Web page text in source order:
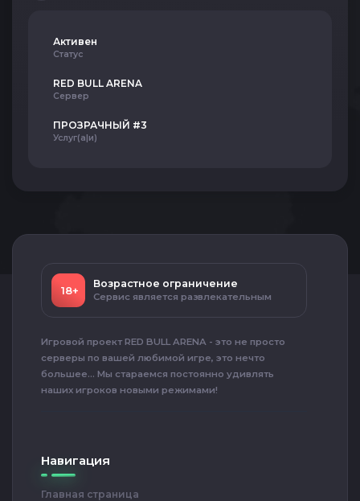
Активен
Статус
RED BULL ARENA
Сервер
ПРОЗРАЧНЫЙ #3
Услуг(а|и)
18+
Возрастное ограничение
Сервис является развлекательным
Игровой проект RED BULL ARENA - это не просто
серверы по вашей любимой игре, это нечто
большее... Мы стараемся постоянно удивлять
наших игроков новыми режимами!
Навигация
Главная страница